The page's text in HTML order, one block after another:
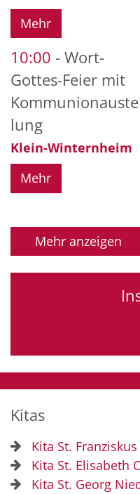
Mehr
10:00
Wort-
Gottes-Feier mit
lung
Klein-Winternheim
Mehr
Mehr anzeigen
Kitas
Kita St.
Kita St. Elisabeth
Kita St. Georg